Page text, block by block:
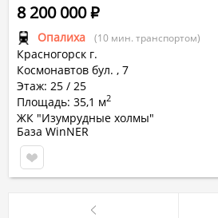
Опалиха (10 мин. транспортом)
Красногорск г.
Космонавтов бул. , 7
Этаж: 25 / 25
Площадь: 35,1 м2
ЖК "Изумрудные холмы"
8 200 000Р
База WinNER